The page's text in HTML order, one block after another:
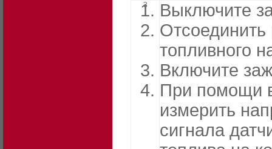
3
Выключите
Отсоединить
топливного
Включите
При помощи
измерить
сигнала